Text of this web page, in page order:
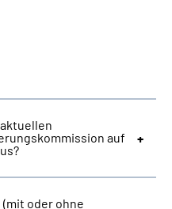
auf
(mit oder ohne